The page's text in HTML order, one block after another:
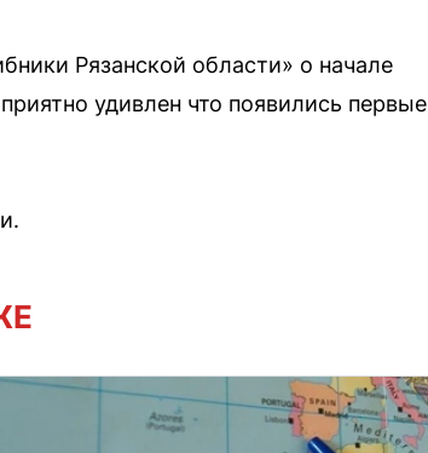
Рязанской области» о начале
удивлен что появились первые